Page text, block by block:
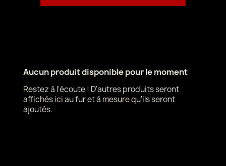
Aucun produit disponible pour le moment
Restez à l'écoute ! D'autres produits seront
affichés ici au fur et à mesure qu'ils seront
ajoutés.